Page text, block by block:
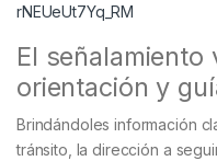
rNEUeUt7Yq_RM
El señalamiento
orientación y
Brindándoles información
tránsito, la dirección a